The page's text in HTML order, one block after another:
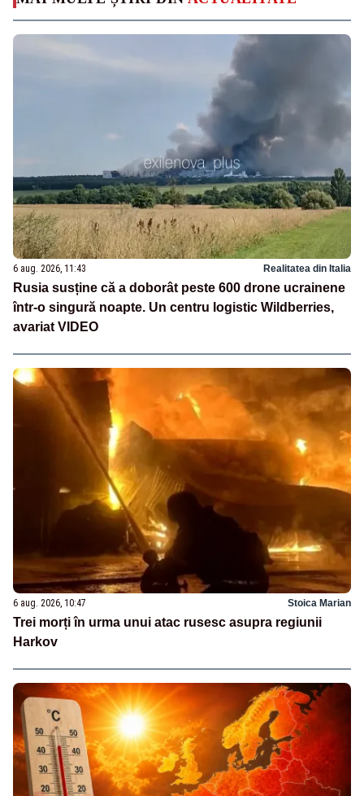
6 aug. 2026, 11:43 Realitatea din Italia
Rusia susține că a doborât peste 600 drone ucrainene
într-o singură noapte. Un centru logistic Wildberries,
avariat VIDEO
6 aug. 2026, 10:47 Stoica Marian
Trei morți în urma unui atac rusesc asupra regiunii
Harkov